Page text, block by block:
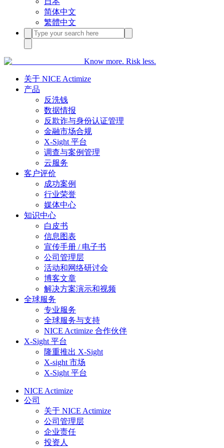
简体中文
繁體中文
Know more. Risk less.
关于 NICE Actimize
产品
反洗钱
数据情报
反欺诈与身份认证管理
金融市场合规
X-Sight 平台
调查与案例管理
云服务
客户评价
成功案例
行业荣誉
媒体中心
知识中心
白皮书
信息图表
宣传手册 / 电子书
公司管理层
活动和网络研讨会
博客文章
解决方案演示和视频
全球服务
专业服务
全球服务与支持
NICE Actimize 合作伙伴
X-Sight 平台
隆重推出 X-Sight​​​
X-sight 市场
X-Sight 平台
NICE Actimize
公司
关于 NICE Actimize
公司管理层
企业责任
投资人